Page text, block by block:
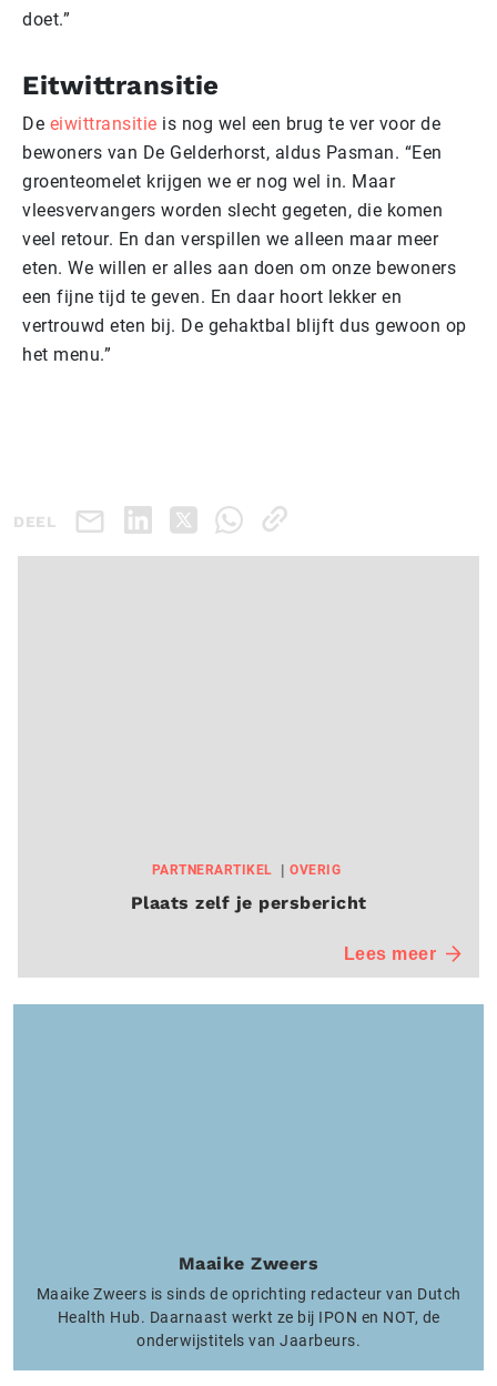
doet.”
Eitwittransitie
De eiwittransitie is nog wel een brug te ver voor de
bewoners van De Gelderhorst, aldus Pasman. “Een
groenteomelet krijgen we er nog wel in. Maar
vleesvervangers worden slecht gegeten, die komen
veel retour. En dan verspillen we alleen maar meer
eten. We willen er alles aan doen om onze bewoners
een fijne tijd te geven. En daar hoort lekker en
vertrouwd eten bij. De gehaktbal blijft dus gewoon op
het menu.”
DEEL
PARTNERARTIKEL OVERIG
Plaats zelf je persbericht
Lees meer
Maaike Zweers
Maaike Zweers is sinds de oprichting redacteur van Dutch
Health Hub. Daarnaast werkt ze bij IPON en NOT, de
onderwijstitels van Jaarbeurs.